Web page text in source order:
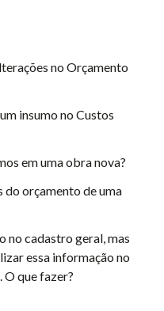
no Orçamento
insumo no Custos
em uma obra nova?
do orçamento de uma
no cadastro geral, mas
essa informação no
O que fazer?